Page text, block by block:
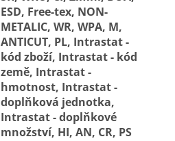
ESD, Free-tex, NON-
METALIC, WR, WPA, M,
ANTICUT, PL, Intrastat -
kód zboží, Intrastat - kód
země, Intrastat -
hmotnost, Intrastat -
doplňková jednotka,
Intrastat - doplňkové
množství, HI, AN, CR, PS